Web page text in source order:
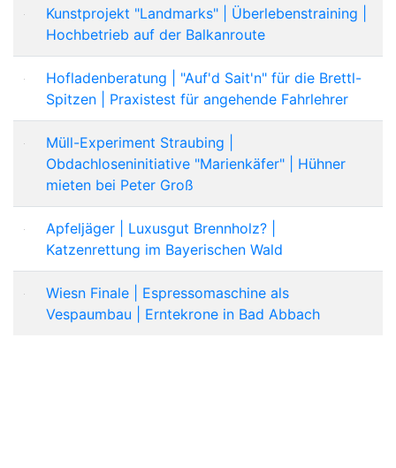
Kunstprojekt "Landmarks" | Überlebenstraining |
Hochbetrieb auf der Balkanroute
Hofladenberatung | "Auf'd Sait'n" für die Brettl-
Spitzen | Praxistest für angehende Fahrlehrer
Müll-Experiment Straubing |
Obdachloseninitiative "Marienkäfer" | Hühner
mieten bei Peter Groß
Apfeljäger | Luxusgut Brennholz? |
Katzenrettung im Bayerischen Wald
Wiesn Finale | Espressomaschine als
Vespaumbau | Erntekrone in Bad Abbach